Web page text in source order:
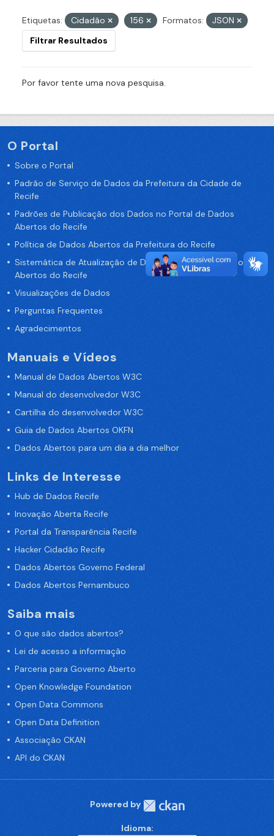
Etiquetas: Cidadão 156 Formatos:
JSON
Filtrar Resultados
Por favor tente uma nova pesquisa.
O Portal
Sobre o Portal
Padrão de Serviço de Dados da Prefeitura da Cidade de
Recife
Padrões de Publicação dos Dados no Portal de Dados
Abertos do Recife
Política de Dados Abertos da Prefeitura do Recife
Sistemática de Atualização de Dados do Portal de Dados
Abertos do Recife
Visualizações de Dados
Perguntas Frequentes
Agradecimentos
Manuais e Vídeos
Manual de Dados Abertos W3C
Manual do desenvolvedor W3C
Cartilha do desenvolvedor W3C
Guia de Dados Abertos OKFN
Dados Abertos para um dia a dia melhor
Links de Interesse
Hub de Dados Recife
Inovação Aberta Recife
Portal da Transparência Recife
Hacker Cidadão Recife
Dados Abertos Governo Federal
Dados Abertos Pernambuco
Saiba mais
O que são dados abertos?
Lei de acesso a informação
Parceria para Governo Aberto
Open Knowledge Foundation
Open Data Commons
Open Data Definition
Associação CKAN
API do CKAN
Powered by
Idioma